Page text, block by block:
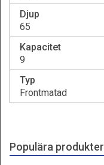
Djup
65
Kapacitet
9
Typ
Frontmatad
Populära produkter